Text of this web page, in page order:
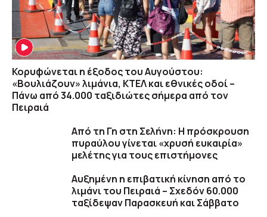
Κορυφώνεται η έξοδος του Αυγούστου:
«Βουλιάζουν» λιμάνια, ΚΤΕΛ και εθνικές οδοί –
Πάνω από 34.000 ταξιδιώτες σήμερα από τον
Πειραιά
Από τη Γη στη Σελήνη: Η πρόσκρουση
πυραύλου γίνεται «χρυσή ευκαιρία»
μελέτης για τους επιστήμονες
Αυξημένη η επιβατική κίνηση από το
λιμάνι του Πειραιά – Σχεδόν 60.000
ταξίδεψαν Παρασκευή και Σάββατο